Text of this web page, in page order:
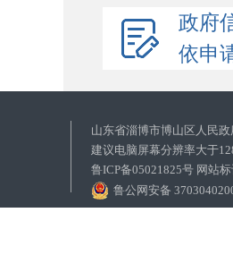
政府
依申请公
山东省淄博市博山区人
建议电脑屏幕分辨率大于
鲁ICP备05021825号 网站
鲁公网安备